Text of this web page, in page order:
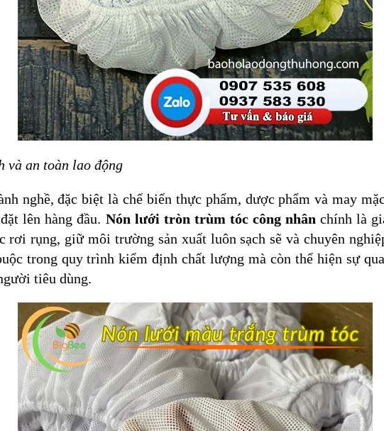
và an toàn lao động
nghề, đặc biệt là chế biến thực phẩm, dược phẩm và may
lên hàng đầu. Nón lưới tròn trùm tóc công nhân chính là
rơi rụng, giữ môi trường sản xuất luôn sạch sẽ và chuyên
trong quy trình kiểm định chất lượng mà còn thể hiện sự
tiêu dùng.